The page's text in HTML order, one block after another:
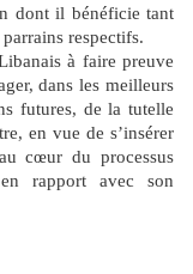
dont il bénéficie tant
respectifs.
à faire preuve
dans les meilleurs
futures, de la tutelle
en vue de s’insérer
cœur du processus
rapport avec son